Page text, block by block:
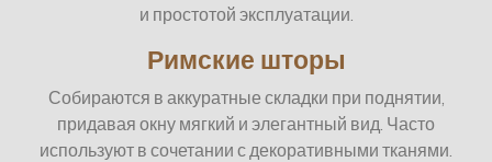
и простотой эксплуатации.
Римские шторы
Собираются в аккуратные складки при поднятии,
придавая окну мягкий и элегантный вид. Часто
используют в сочетании с декоративными тканями.